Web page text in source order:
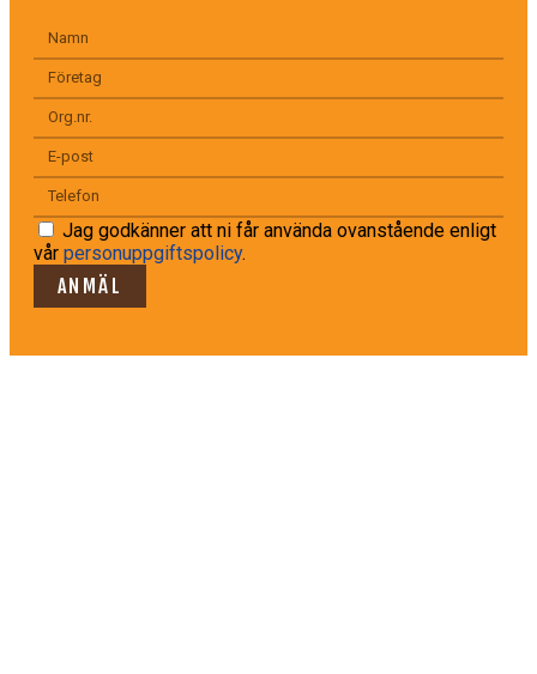
Jag godkänner att ni får använda ovanstående enligt
vår personuppgiftspolicy.
ANMÄL